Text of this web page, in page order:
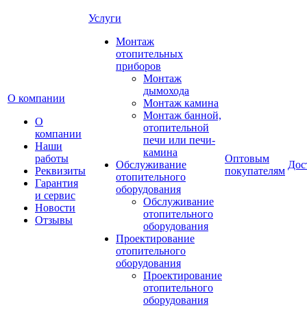
О компании
О
компании
Наши
работы
Реквизиты
Гарантия
и сервис
Новости
Отзывы
Услуги
Монтаж
отопительных
приборов
Монтаж
дымохода
Монтаж камина
Монтаж банной,
отопительной
печи или печи-
камина
Обслуживание
отопительного
оборудования
Обслуживание
отопительного
оборудования
Проектирование
отопительного
оборудования
Проектирование
отопительного
оборудования
Оптовым
покупателям